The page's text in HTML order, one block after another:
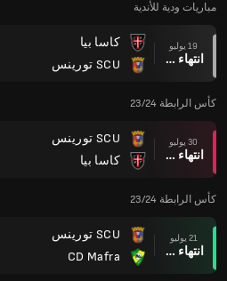
مباريات ودية للأندية
19 يوليو
انتهاء وقت المباراة
كاسا بيا
SCU تورينس
كأس الرابطة 23/24
30 يوليو
انتهاء وقت المباراة
SCU تورينس
كاسا بيا
كأس الرابطة 23/24
21 يوليو
انتهاء وقت المباراة
SCU تورينس
CD Mafra